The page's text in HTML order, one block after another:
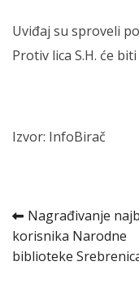
Uviđaj su sproveli
Protiv lica S.H. će
Izvor: InfoBirač
Kretanje
članka
Nagrađivanje
korisnika Narodne
biblioteke